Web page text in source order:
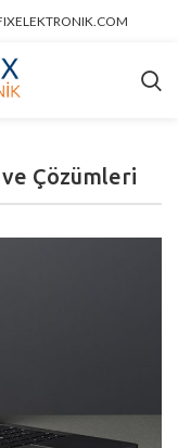
Çözümleri